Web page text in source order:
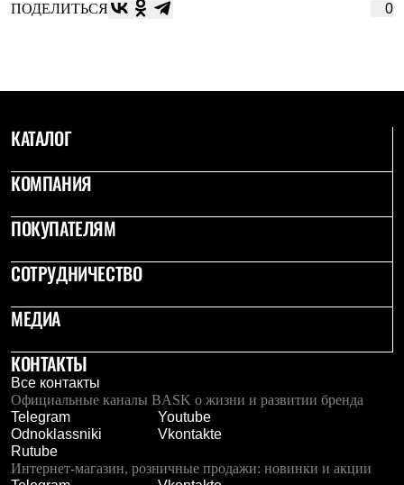
Опушки
Термоковрики
PEAK
BASK kids
BASK juno
ИДЁМ В ПОХОД
Каталог дилеров
Компания
Баск сегодня
История
Производство
Баск в вашем городе
Технологии
Команда Баск
Сотрудничество
Дилерам
Стать дилером
Корпоративным клиентам
Услуги
ПОДЕЛИТЬСЯ 0
КАТАЛОГ
КОМПАНИЯ
ПОКУПАТЕЛЯМ
СОТРУДНИЧЕСТВО
МЕДИА
КОНТАКТЫ
Все контакты
Официальные каналы BASK о жизни и развитии бренда
Telegram
Youtube
Odnoklassniki
Vkontakte
Rutube
Интернет-магазин, розничные продажи: новинки и акции